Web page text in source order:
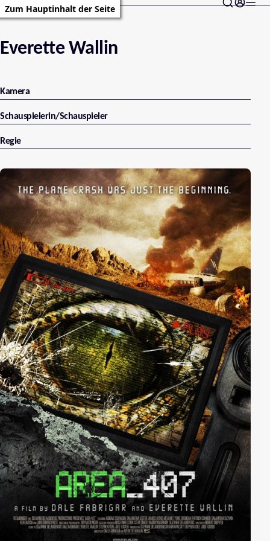
Zum Hauptinhalt der Seite
Everette Wallin
Kamera
Schauspielerin/Schauspieler
Regie